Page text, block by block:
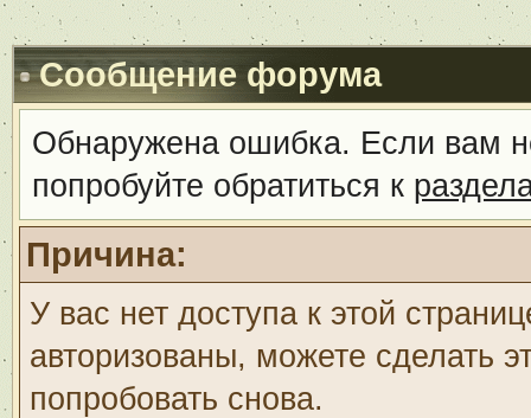
Сообщение форума
Обнаружена ошибка. Если вам
попробуйте обратиться к
Причина:
У вас нет доступа к этой
авторизованы, можете сделать
попробовать снова.